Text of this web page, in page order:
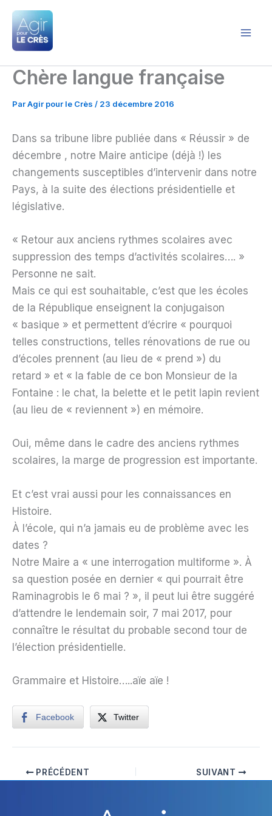
Aller
contenu
Chère langue française
ParAgir pour le Crès / 23 décembre 2016
Dans sa tribune libre publiée dans « Réussir » de
décembre , notre Maire anticipe (déjà !) les
changements susceptibles d’intervenir dans notre
Pays, à la suite des élections présidentielle et
législative.
« Retour aux anciens rythmes scolaires avec
suppression des temps d’activités scolaires…. »
Personne ne sait.
Mais ce qui est souhaitable, c’est que les écoles
de la République enseignent la conjugaison
« basique » et permettent d’écrire « pourquoi
telles constructions, telles rénovations de rue ou
d’écoles prennent (au lieu de « prend ») du
retard » et « la fable de ce bon Monsieur de la
Fontaine : le chat, la belette et le petit lapin revient
(au lieu de « reviennent ») en mémoire.
Oui, même dans le cadre des anciens rythmes
scolaires, la marge de progression est importante.
Et c’est vrai aussi pour les connaissances en
Histoire.
À l’école, qui n’a jamais eu de problème avec les
dates ?
Notre Maire a « une interrogation multiforme ». À
sa question posée en dernier « qui pourrait être
Raminagrobis le 6 mai ? », il peut lui être suggéré
d’attendre le lendemain soir, 7 mai 2017, pour
connaître le résultat du probable second tour de
l’élection présidentielle.
Grammaire et Histoire…..aïe aïe !
Facebook Twitter
PRÉCÉDENT SUIVANT